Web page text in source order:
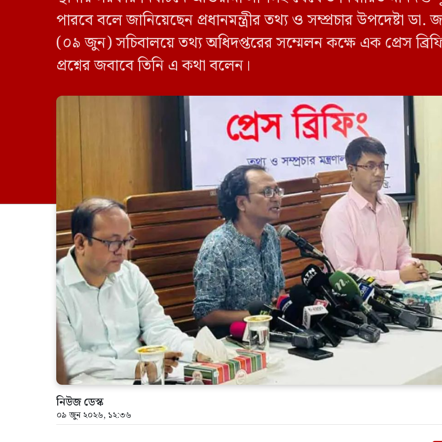
পারবে বলে জানিয়েছেন প্রধানমন্ত্রীর তথ্য ও সম্প্রচার উপদেষ্টা
(০৯ জুন) সচিবালয়ে তথ্য অধিদপ্তরের সম্মেলন কক্ষে এক প্রেস
প্রশ্নের জবাবে তিনি এ কথা বলেন।
নিউজ ডেস্ক
০৯ জুন ২০২৬, ১২:৩৬